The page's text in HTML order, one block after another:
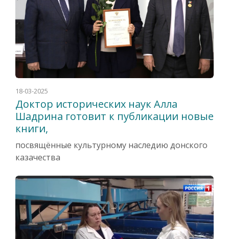
18-03-2025
Доктор исторических наук Алла
Шадрина готовит к публикации новые
книги,
посвящённые культурному наследию донского
казачества